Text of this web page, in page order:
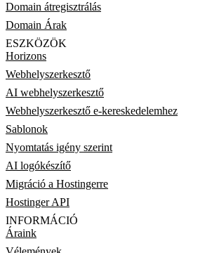
Domain átregisztrálás
Domain Árak
ESZKÖZÖK
Horizons
Webhelyszerkesztő
AI webhelyszerkesztő
Webhelyszerkesztő e-kereskedelemhez
Sablonok
Nyomtatás igény szerint
AI logókészítő
Migráció a Hostingerre
Hostinger API
INFORMÁCIÓ
Áraink